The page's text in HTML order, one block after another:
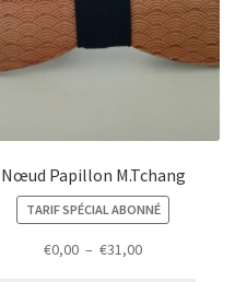
Nœud Papillon M.Tchang
TARIF SPÉCIAL ABONNÉ
€0,00 – €31,00Plage